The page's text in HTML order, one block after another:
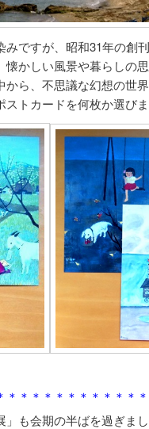
みですが、昭和31年の創
懐かしい風景や暮らしの
ら、不思議な幻想の世
トカードを何枚か選びま
＊＊＊＊＊＊＊＊＊＊＊
も会期の半ばを過ぎま